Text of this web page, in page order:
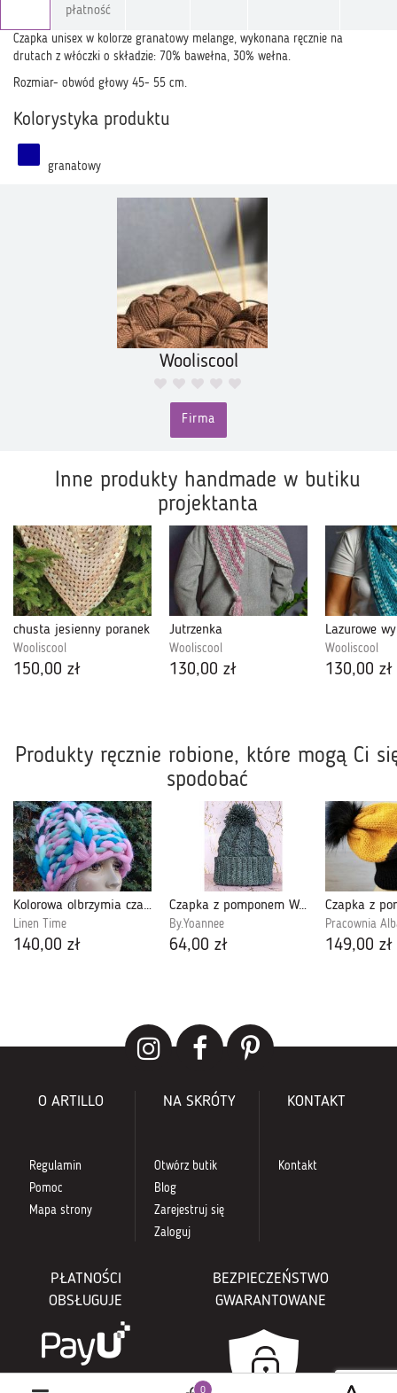
płatność
Czapka unisex w kolorze granatowy melange, wykonana ręcznie na
drutach z włóczki o składzie: 70% bawełna, 30% wełna.
Rozmiar- obwód głowy 45- 55 cm.
Kolorystyka produktu
granatowy
Wooliscool
Firma
Inne produkty handmade w butiku
projektanta
chusta jesienny poranek
Wooliscool
150,00 zł
Jutrzenka
Wooliscool
130,00 zł
Lazurowe
Wooliscool
130,00 zł
Produkty ręcznie robione, które mogą Ci
spodobać
Kolorowa olbrzymia czapka z wełny merynosa
Linen Time
140,00 zł
Czapka z pomponem Warkocz
By.Yoannee
64,00 zł
Pracownia
149,00 zł
O ARTILLO
Regulamin
Pomoc
Mapa strony
NA SKRÓTY
Otwórz butik
Blog
Zarejestruj się
Zaloguj
KONTAKT
Kontakt
PŁATNOŚCI
OBSŁUGUJE
BEZPIECZEŃSTWO
GWARANTOWANE